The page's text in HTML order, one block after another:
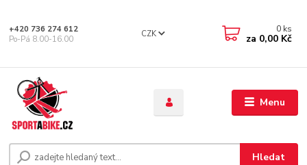
Menu
CZK
Hledat
+420 736 274 612
Po-Pá 8.00-16.00
0 ks
za 0,00 Kč